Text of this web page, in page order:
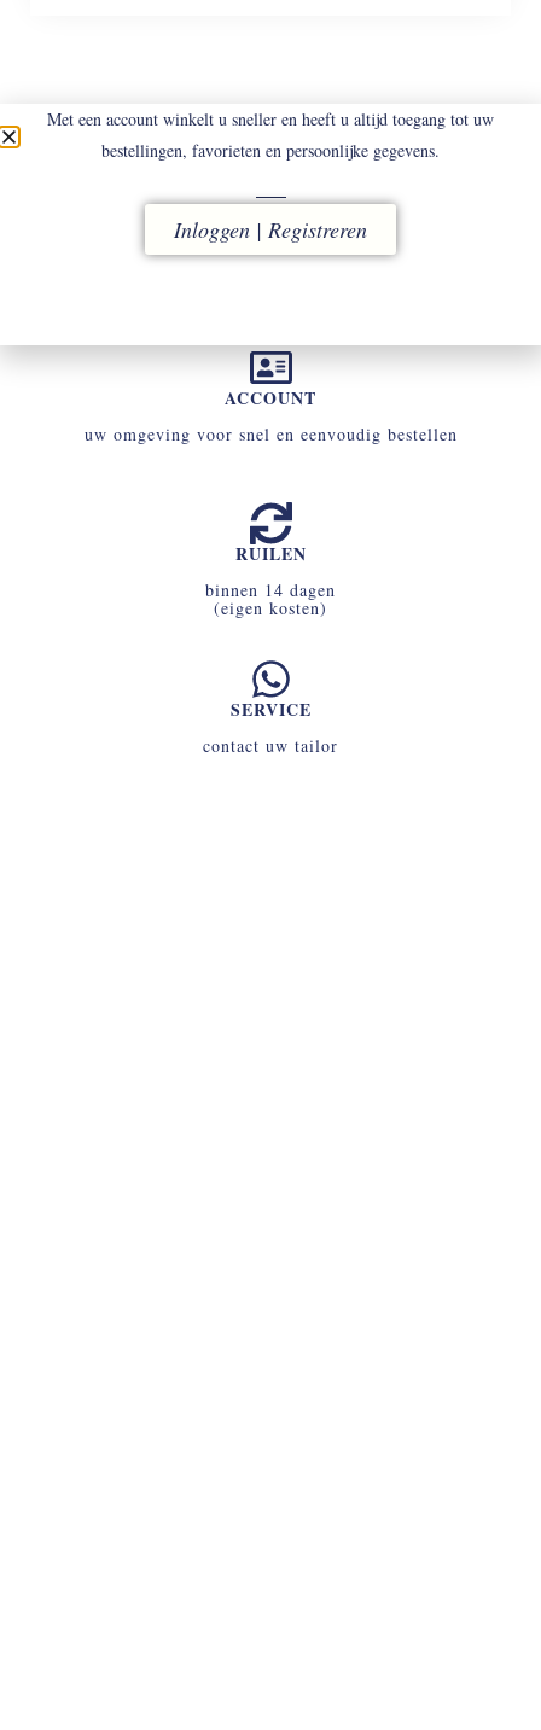
LEVERING
vóór 16.00 uur besteld, direct verzonden
ACCOUNT
uw omgeving voor snel en eenvoudig bestellen
RUILEN
binnen 14 dagen
(eigen kosten)
SERVICE
contact uw tailor
Met een account winkelt u sneller en heeft u altijd toegang tot uw
bestellingen, favorieten en persoonlijke gegevens.
Inloggen | Registreren